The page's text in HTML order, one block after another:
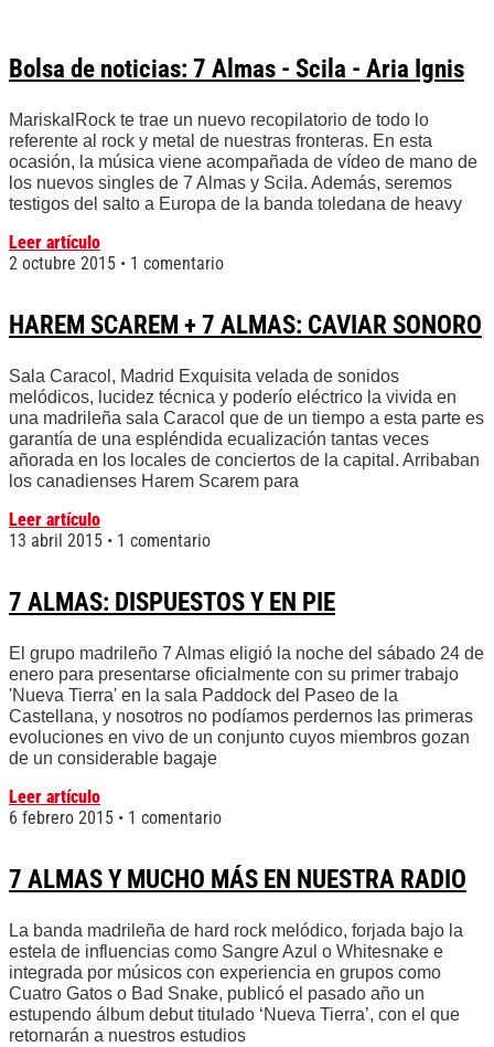
Bolsa de noticias: 7 Almas - Scila - Aria Ignis
MariskalRock te trae un nuevo recopilatorio de todo lo
referente al rock y metal de nuestras fronteras. En esta
ocasión, la música viene acompañada de vídeo de mano de
los nuevos singles de 7 Almas y Scila. Además, seremos
testigos del salto a Europa de la banda toledana de heavy
Leer artículo
2 octubre 2015
1 comentario
HAREM SCAREM + 7 ALMAS: CAVIAR SONORO
Sala Caracol, Madrid Exquisita velada de sonidos
melódicos, lucidez técnica y poderío eléctrico la vivida en
una madrileña sala Caracol que de un tiempo a esta parte es
garantía de una espléndida ecualización tantas veces
añorada en los locales de conciertos de la capital. Arribaban
los canadienses Harem Scarem para
Leer artículo
13 abril 2015
1 comentario
7 ALMAS: DISPUESTOS Y EN PIE
El grupo madrileño 7 Almas eligió la noche del sábado 24 de
enero para presentarse oficialmente con su primer trabajo
'Nueva Tierra' en la sala Paddock del Paseo de la
Castellana, y nosotros no podíamos perdernos las primeras
evoluciones en vivo de un conjunto cuyos miembros gozan
de un considerable bagaje
Leer artículo
6 febrero 2015
1 comentario
7 ALMAS Y MUCHO MÁS EN NUESTRA RADIO
La banda madrileña de hard rock melódico, forjada bajo la
estela de influencias como Sangre Azul o Whitesnake e
integrada por músicos con experiencia en grupos como
Cuatro Gatos o Bad Snake, publicó el pasado año un
estupendo álbum debut titulado ‘Nueva Tierra’, con el que
retornarán a nuestros estudios